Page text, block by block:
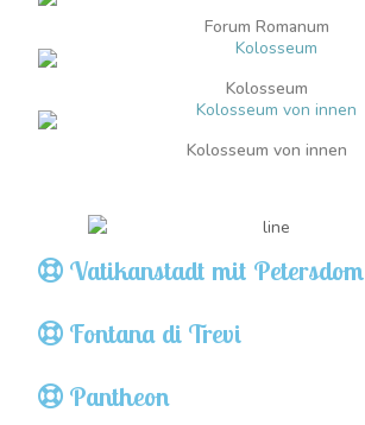
Forum Romanum
Kolosseum
Kolosseum von innen
Vatikanstadt mit Petersdom
Fontana di Trevi
Pantheon